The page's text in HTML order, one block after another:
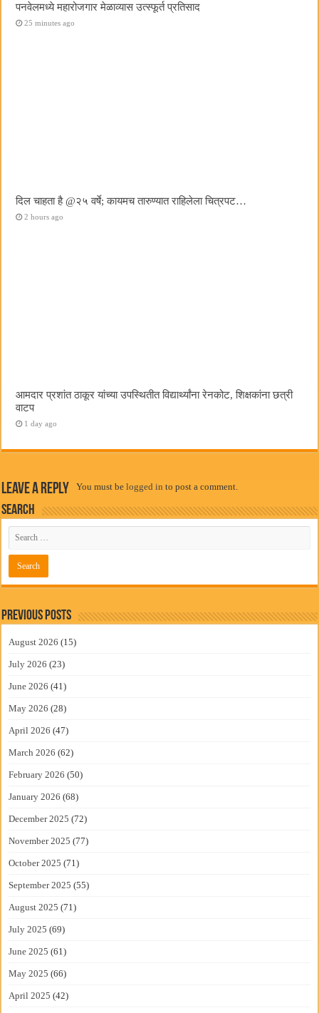
पनवेलमध्ये महारोजगार मेळाव्यास उत्स्फूर्त प्रतिसाद
25 minutes ago
दिल चाहता है @२५ वर्षे; कायमच तारुण्यात राहिलेला चित्रपट…
2 hours ago
आमदार प्रशांत ठाकूर यांच्या उपस्थितीत विद्यार्थ्यांना रेनकोट, शिक्षकांना छत्री
वाटप
1 day ago
Leave a Reply You must belogged in to post a comment.
Search
Previous Posts
August 2026 (15)
July 2026 (23)
June 2026 (41)
May 2026 (28)
April 2026 (47)
March 2026 (62)
February 2026 (50)
January 2026 (68)
December 2025 (72)
November 2025 (77)
October 2025 (71)
September 2025 (55)
August 2025 (71)
July 2025 (69)
June 2025 (61)
May 2025 (66)
April 2025 (42)